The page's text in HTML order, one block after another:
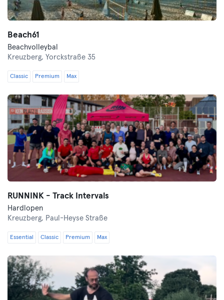
Beach61
Beachvolleybal
Kreuzberg, Yorckstraße 35
Classic Premium Max
RUNNINK - Track Intervals
Hardlopen
Kreuzberg, Paul-Heyse Straße
Essential Classic Premium Max